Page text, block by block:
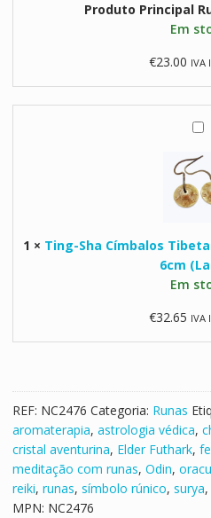
e
M
d
e
i
r
Produto Principal
Em
€23.00 IVA
T
n
g
-
h
a
C
m
b
T
i
e
1 × Ting-Sha Címbalos
6cm
Em
€32.65 IVA
REF: NC2476 Categoria: Runas
aromaterapia, astrologia védica,
cristal aventurina, Elder Futhark,
meditação com runas, Odin,
reiki, runas, símbolo rúnico, surya,
MPN: NC2476